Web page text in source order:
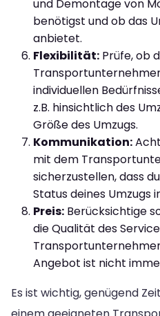
und Demontage von
benötigst und ob das
anbietet.
Flexibilität: Prüfe, ob
individuellen
z.B. hinsichtlich des
Größe des Umzugs.
Kommunikation:
mit dem
sicherzustellen, dass
Status deines Umzugs
Preis: Berücksichtige
die Qualität des
Angebot ist nicht
Es ist wichtig, genügend